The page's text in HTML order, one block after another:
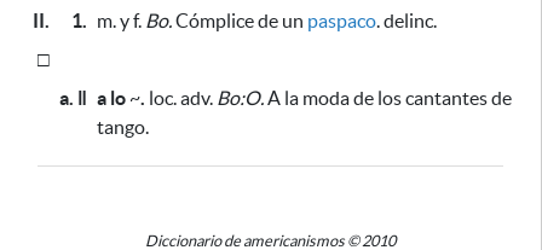
II.
1. m. y f. Bo.Cómplice de un paspaco. delinc.
□
a. ǁ a lo ~. loc. adv. Bo:O.A la moda de los cantantes de
tango.
Diccionario de americanismos © 2010